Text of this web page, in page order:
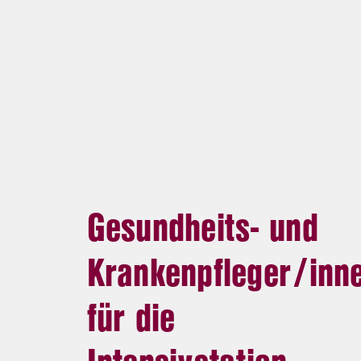
Gesundheits- und
Krankenpfleger/
für die